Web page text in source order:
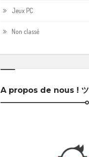
Jeux PC
Non classé
A propos de nous ! ツ